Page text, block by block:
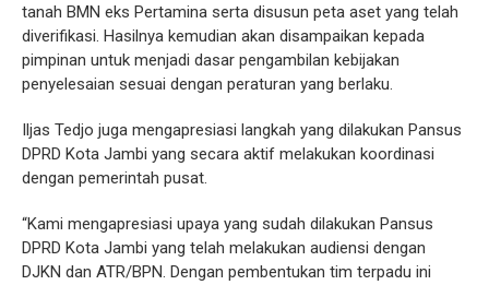
tanah BMN eks Pertamina serta disusun peta aset yang telah
diverifikasi. Hasilnya kemudian akan disampaikan kepada
pimpinan untuk menjadi dasar pengambilan kebijakan
penyelesaian sesuai dengan peraturan yang berlaku.
Iljas Tedjo juga mengapresiasi langkah yang dilakukan Pansus
DPRD Kota Jambi yang secara aktif melakukan koordinasi
dengan pemerintah pusat.
“Kami mengapresiasi upaya yang sudah dilakukan Pansus
DPRD Kota Jambi yang telah melakukan audiensi dengan
DJKN dan ATR/BPN. Dengan pembentukan tim terpadu ini